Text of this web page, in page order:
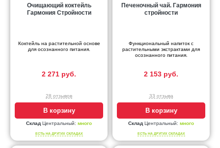
Очищающий коктейль
Гармония Стройности
Коктейль на растительной основе
для осознанного питания.
2 271 руб.
28 отзывов
В корзину
Склад Центральный: много
ЕСТЬ НА ДРУГИХ СКЛАДАХ
Печеночный чай. Гармония
стройности
Функциональный напиток с
растительными экстрактами для
осознанного питания.
2 153 руб.
33 отзыва
В корзину
Склад Центральный: много
ЕСТЬ НА ДРУГИХ СКЛАДАХ